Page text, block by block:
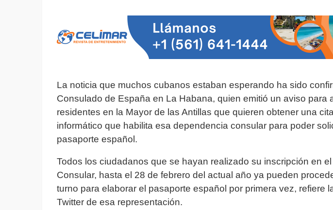
La noticia que muchos cubanos estaban esperando ha sido
Consulado de España en La Habana, quien emitió un aviso para
residentes en la Mayor de las Antillas que quieren obtener una
informático que habilita esa dependencia consular para poder
pasaporte español.
Todos los ciudadanos que se hayan realizado su inscripción en el
Consular, hasta el 28 de febrero del actual año ya pueden
turno para elaborar el pasaporte español por primera vez, refiere
Twitter de esa representación.